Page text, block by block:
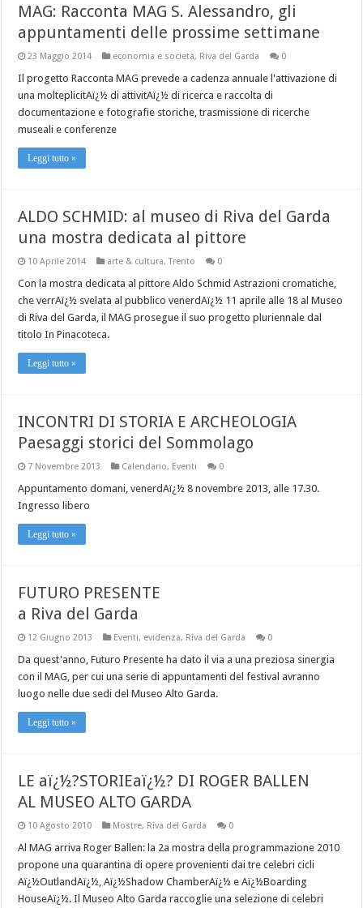
MAG: Racconta MAG S. Alessandro, gli
appuntamenti delle prossime settimane
23 Maggio 2014 economia e società, Riva del Garda 0
Il progetto Racconta MAG prevede a cadenza annuale l'attivazione di
una molteplicitAï¿½ di attivitAï¿½ di ricerca e raccolta di
documentazione e fotografie storiche, trasmissione di ricerche
museali e conferenze
Leggi tutto »
ALDO SCHMID: al museo di Riva del Garda
una mostra dedicata al pittore
10 Aprile 2014 arte & cultura,Trento 0
Con la mostra dedicata al pittore Aldo Schmid Astrazioni cromatiche,
che verrAï¿½ svelata al pubblico venerdAï¿½ 11 aprile alle 18 al Museo
di Riva del Garda, il MAG prosegue il suo progetto pluriennale dal
titolo In Pinacoteca.
Leggi tutto »
INCONTRI DI STORIA E ARCHEOLOGIA
Paesaggi storici del Sommolago
7 Novembre 2013 Calendario, Eventi 0
Appuntamento domani, venerdAï¿½ 8 novembre 2013, alle 17.30.
Ingresso libero
Leggi tutto »
FUTURO PRESENTE
a Riva del Garda
12 Giugno 2013 Eventi, evidenza, Riva del Garda 0
Da quest'anno, Futuro Presente ha dato il via a una preziosa sinergia
con il MAG, per cui una serie di appuntamenti del festival avranno
luogo nelle due sedi del Museo Alto Garda.
Leggi tutto »
LE aï¿½?STORIEaï¿½? DI ROGER BALLEN
AL MUSEO ALTO GARDA
10 Agosto 2010 Mostre, Riva del Garda 0
Al MAG arriva Roger Ballen: la 2a mostra della programmazione 2010
propone una quarantina di opere provenienti dai tre celebri cicli
Aï¿½OutlandAï¿½, Aï¿½Shadow ChamberAï¿½ e Aï¿½Boarding
HouseAï¿½. Il Museo Alto Garda raccoglie una selezione di celebri